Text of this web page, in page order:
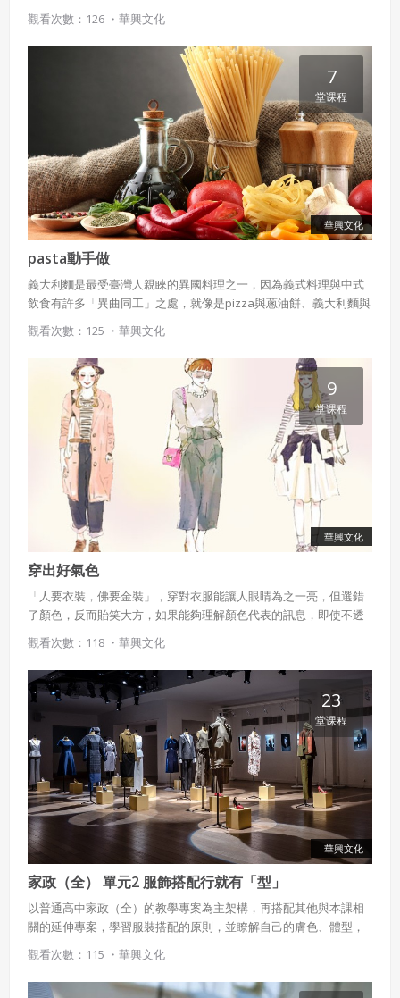
餐及中、西點心常使用的各種器具名稱，並藉由菜單擬定的過程，
綜合均衡飲食、節省時間效能等知能，應用於日常生活中。
觀看次數：126 ・ 華興文化
華興文化
7
堂课程
pasta動手做
義大利麵是最受臺灣人親睞的異國料理之一，因為義式料理與中式
飲食有許多「異曲同工」之處，就像是pizza與蔥油餅、義大利麵與
中式麵條...等，十分貼近學生的生活經驗，本課程從義大利麵相關知
識開始，帶領學生認識義大利麵的原料、種類及應用，並進一步學
習烹煮技巧、醬料製作，體驗義大利的「慢食」樂趣。
觀看次數：125 ・ 華興文化
華興文化
9
堂课程
穿出好氣色
「人要衣裝，佛要金裝」，穿對衣服能讓人眼睛為之一亮，但選錯
了顏色，反而貽笑大方，如果能夠理解顏色代表的訊息，即使不透
過對話，也能達到某種程度的溝通，本課程教導學生挑選適合自己
體型與膚色的顏色，打造舒服亮眼的外在，贏得好印象。
觀看次數：118 ・ 華興文化
華興文化
23
堂课程
家政（全） 單元2 服飾搭配行就有「型」
以普通高中家政（全）的教學專案為主架構，再搭配其他與本課相
關的延伸專案，學習服裝搭配的原則，並瞭解自己的膚色、體型，
部設計與主題風格。
觀看次數：115 ・ 華興文化